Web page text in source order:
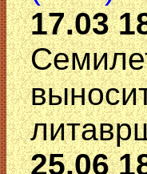
17.03
25.06